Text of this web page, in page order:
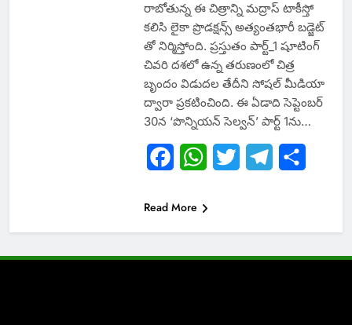
రాబోతున్న ఈ చిత్రాన్ని మద్రాస్​ టాకీస్తో
కలిసి లైకా ప్రొడక్షన్స్ అత్యంత​భారీ బడ్జెట్​
తో నిర్మిస్తోంది. ప్రస్తుతం పార్ట్_1 షూటింగ్
చివరి దశలో ఉన్న తరుణంలో చిత్ర
బృందం విడుదల తేదీని సోషల్ మీడియా
ద్వారా ప్రకటించింది. ఈ ఏడాది సెప్టెంబర్​
30న ‘పొన్నియన్​ సెల్వన్’​ పార్ట్​ 1ను…
FacebookWhatsApp
Twitter Telegram
Read More